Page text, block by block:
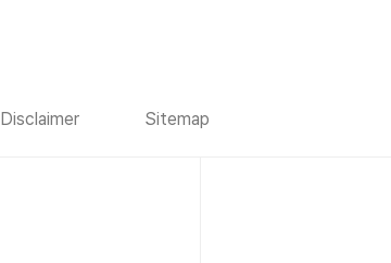
Disclaimer Sitemap